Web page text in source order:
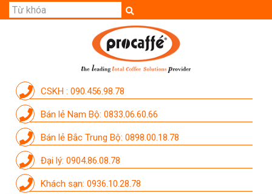
CSKH : 090.456.98.78
Bán lẻ Nam Bộ: 0833.06.60.66
Bán lẻ Bắc Trung Bộ: 0898.00.18.78
Đại lý: 0904.86.08.78
Khách sạn: 0936.10.28.78
DỊCH VỤ
CẨM NANG
THÀNH VIÊN PROCAFFE
KHUYẾN MÃI
SỰ KIỆN THƯƠNG HIỆU